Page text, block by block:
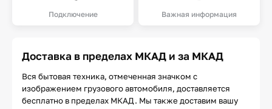
Подключение Важная информация
Доставка в пределах МКАД и за МКАД
Вся бытовая техника, отмеченная значком с
изображением грузового автомобиля, доставляется
бесплатно в пределах МКАД. Мы также доставим вашу